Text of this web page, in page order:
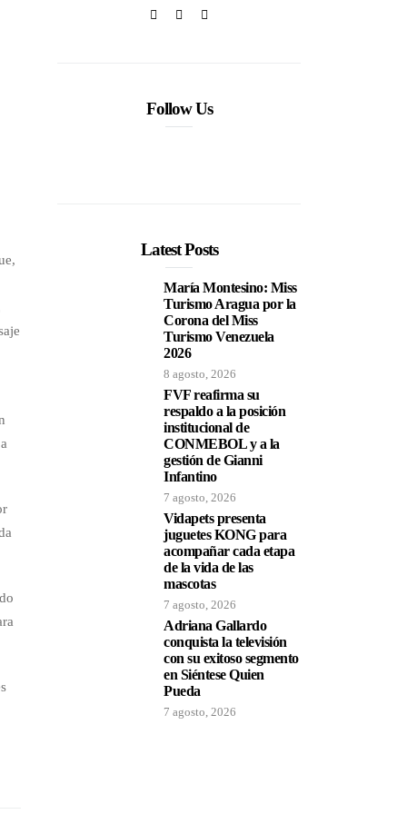
Follow Us
Latest Posts
María Montesino: Miss
Turismo Aragua por la
Corona del Miss
Turismo Venezuela
2026
8 agosto, 2026
FVF reafirma su
respaldo a la posición
institucional de
CONMEBOL y a la
gestión de Gianni
Infantino
7 agosto, 2026
Vidapets presenta
juguetes KONG para
acompañar cada etapa
de la vida de las
mascotas
7 agosto, 2026
Adriana Gallardo
conquista la televisión
con su exitoso segmento
en Siéntese Quien
Pueda
7 agosto, 2026